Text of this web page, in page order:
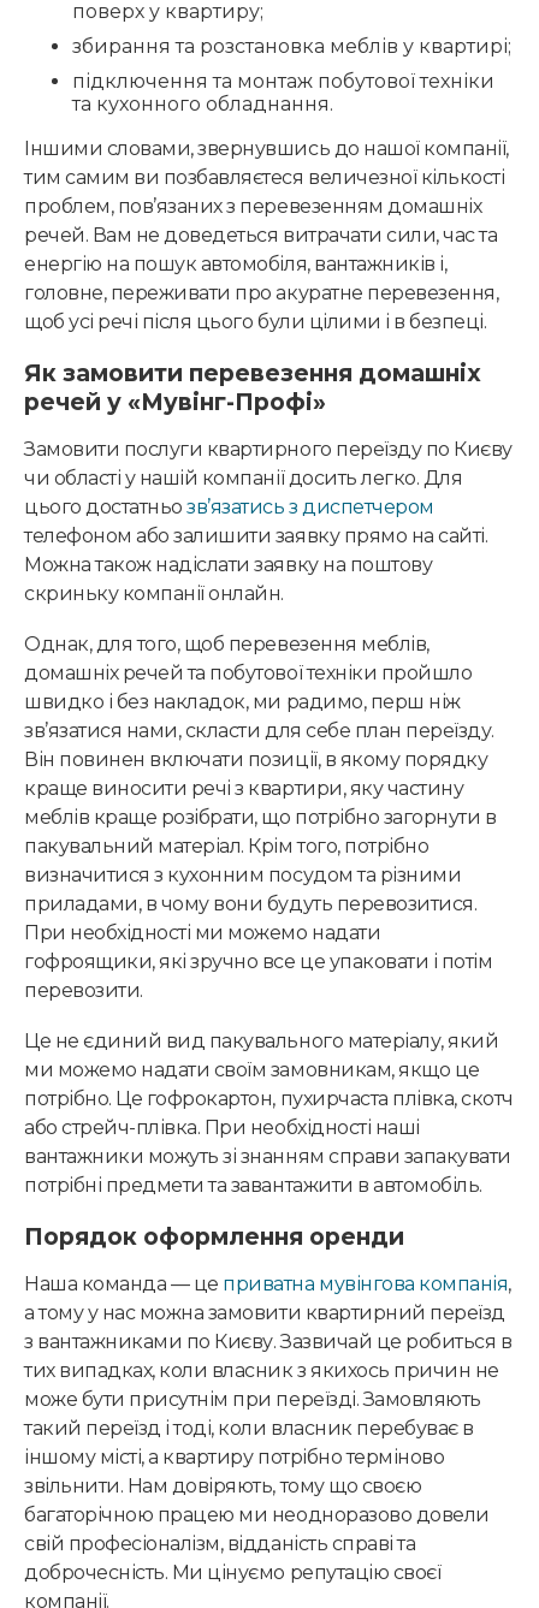
поверх у квартиру;
збирання та розстановка меблів у квартирі;
підключення та монтаж побутової техніки
та кухонного обладнання.
Іншими словами, звернувшись до нашої компанії,
тим самим ви позбавляєтеся величезної кількості
проблем, пов’язаних з перевезенням домашніх
речей. Вам не доведеться витрачати сили, час та
енергію на пошук автомобіля, вантажників і,
головне, переживати про акуратне перевезення,
щоб усі речі після цього були цілими і в безпеці.
Як замовити перевезення домашніх
речей у «Мувінг-Профі»
Замовити послуги квартирного переїзду по Києву
чи області у нашій компанії досить легко. Для
цього достатньозв’язатись з диспетчером
телефоном або залишити заявку прямо на сайті.
Можна також надіслати заявку на поштову
скриньку компанії онлайн.
Однак, для того, щоб перевезення меблів,
домашніх речей та побутової техніки пройшло
швидко і без накладок, ми радимо, перш ніж
зв’язатися нами, скласти для себе план переїзду.
Він повинен включати позиції, в якому порядку
краще виносити речі з квартири, яку частину
меблів краще розібрати, що потрібно загорнути в
пакувальний матеріал. Крім того, потрібно
визначитися з кухонним посудом та різними
приладами, в чому вони будуть перевозитися.
При необхідності ми можемо надати
гофроящики, які зручно все це упаковати і потім
перевозити.
Це не єдиний вид пакувального матеріалу, який
ми можемо надати своїм замовникам, якщо це
потрібно. Це гофрокартон, пухирчаста плівка, скотч
або стрейч-плівка. При необхідності наші
вантажники можуть зі знанням справи запакувати
потрібні предмети та завантажити в автомобіль.
Порядок оформлення оренди
Наша команда — це приватна мувінгова компанія,
а тому у нас можна замовити квартирний переїзд
з вантажниками по Києву. Зазвичай це робиться в
тих випадках, коли власник з якихось причин не
може бути присутнім при переїзді. Замовляють
такий переїзд і тоді, коли власник перебуває в
іншому місті, а квартиру потрібно терміново
звільнити. Нам довіряють, тому що своєю
багаторічною працею ми неодноразово довели
свій професіоналізм, відданість справі та
доброчесність. Ми цінуємо репутацію своєї
компанії.